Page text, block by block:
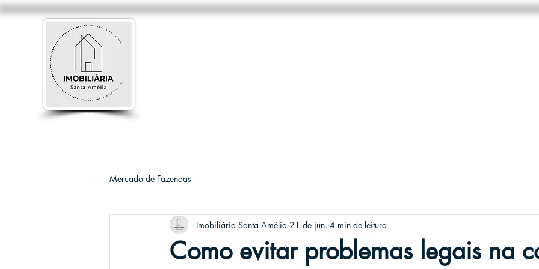
Mercado de Fazendas
Como evitar problemas legais na
Imobiliária Santa Amélia 21 de jun. 4 min de leitura